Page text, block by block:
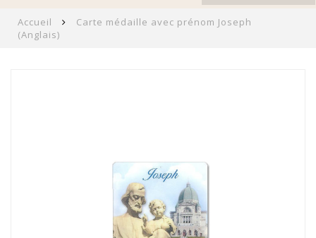
Accueil
Carte médaille avec prénom Joseph
(Anglais)